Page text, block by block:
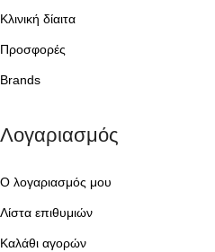
Κλινική δίαιτα
Προσφορές
Brands
Λογαριασμός
Ο λογαριασμός μου
Λίστα επιθυμιών
Καλάθι αγορών